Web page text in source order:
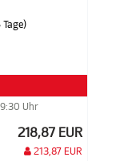
Uhr
218,87 EUR
213,87 EUR